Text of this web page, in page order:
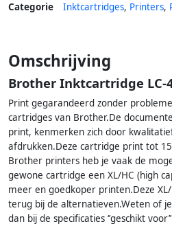
Categorie Inktcartridges, Printers,
Omschrijving
Brother Inktcartridge LC-
Print gegarandeerd zonder
cartridges van Brother.De
print, kenmerken zich door
afdrukken.Deze cartridge print tot
Brother printers heb je vaak de
gewone cartridge een XL/HC (high
meer en goedkoper printen.Deze
terug bij de alternatieven.Weten of
dan bij de specificaties ‘’geschikt